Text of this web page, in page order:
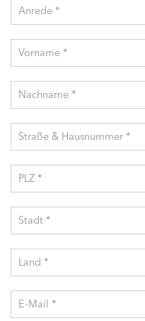
Anrede *
Vorname *
Nachname *
Straße & Hausnummer *
PLZ *
Stadt *
Land *
E-Mail *